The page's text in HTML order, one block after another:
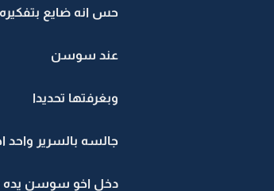
حس انه ضايع
عند سوسن
وبغرفتها تحديدا
جالسه بالسرير واحد
دخل اخو سوسن يده